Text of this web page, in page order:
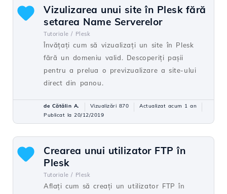
Vizulizarea unui site în Plesk fără
setarea Name Serverelor
Tutoriale / Plesk
Învățați cum să vizualizați un site în Plesk
fără un domeniu valid. Descoperiți pașii
pentru a prelua o previzualizare a site-ului
direct din panou.
de Cătălin A. Vizualizări 870
Actualizat acum 1 an
Publicat la 20/12/2019
Crearea unui utilizator FTP în
Plesk
Tutoriale / Plesk
Aflați cum să creați un utilizator FTP în